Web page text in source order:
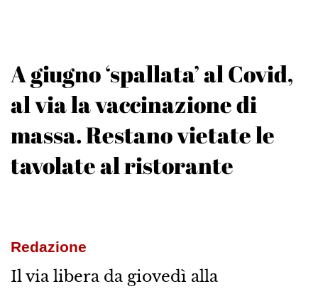
A giugno ‘spallata’ al Covid,
al via la vaccinazione di
massa. Restano vietate le
tavolate al ristorante
Redazione
Il via libera da giovedì alla